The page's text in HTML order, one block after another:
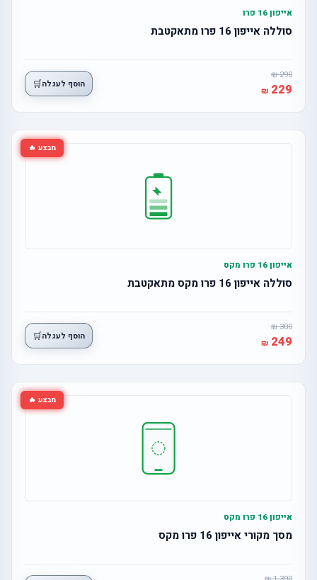
אייפון 16 פרו
סוללה אייפון 16 פרו מתאקטבת
290
229 הוסף לעגלה🛒
מבצע 🔥
אייפון 16 פרו מקס
סוללה אייפון 16 פרו מקס מתאקטבת
300
249 הוסף לעגלה🛒
מבצע 🔥
אייפון 16 פרו מקס
מסך מקורי אייפון 16 פרו מקס